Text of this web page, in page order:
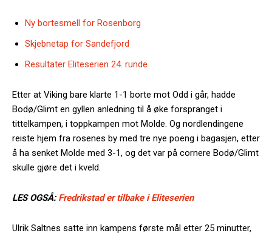
Ny bortesmell for Rosenborg
Skjebnetap for Sandefjord
Resultater Eliteserien 24. runde
Etter at Viking bare klarte 1-1 borte mot Odd i går, hadde
Bodø/Glimt en gyllen anledning til å øke forspranget i
tittelkampen, i toppkampen mot Molde. Og nordlendingene
reiste hjem fra rosenes by med tre nye poeng i bagasjen, etter
å ha senket Molde med 3-1, og det var på cornere Bodø/Glimt
skulle gjøre det i kveld.
LES OGSÅ: Fredrikstad er tilbake i Eliteserien
Ulrik Saltnes satte inn kampens første mål etter 25 minutter,